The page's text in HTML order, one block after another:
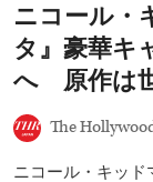
誰
も
私
を
守
て
れ
ニコール・
タ』豪華キ
へ 原作は
The
ニコール・キッド